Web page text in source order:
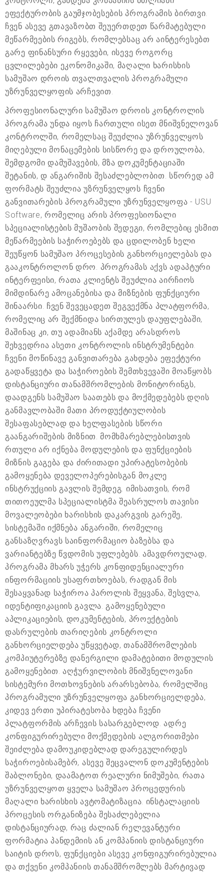
ეფექტურობის გაუმჯობესების პროგრამის ბირთვი.
ჩვენ ასევე გთავაზობთ შეუერთდეთ წარმატებული
მეწარმეების რიგებს, რომლებსაც არ აინტერესებთ
გარე ფინანსური რყევები, ისევე როგორც
ცვლილებები ეკონომიკაში, მაღალი ხარისხის
სამუშაო დროის თვალთვალის პროგრამული
უზრუნველყოფის არჩევით.
პროფესიონალური სამუშაო დროის კონტროლის
პროგრამა უნდა იყოს ჩართული ისეთ მნიშვნელოვან
კონტროლში, რომელსაც შეუძლია უზრუნველყოს
მიღებული მონაცემების სისწორე და დროულობა,
შემდგომი დამუშავების, მზა დოკუმენტაციაში
შეტანის, დ ანგარიშის შესაძლებლობით. სწორედ ამ
ფორმატს შეუძლია უზრუნველყოს ჩვენი
განვითარების პროგრამული უზრუნველყოფა - USU
Software, რომელიც არის პროფესიონალი
სპეციალისტების მუშაობის შედეგი, რომლებიც ესმით
მეწარმეების საჭიროებებს და ცდილობენ ხელი
შეუწყონ სამუშაო პროცესების განხორციელებას და
გააკონტროლონ დრო. პროგრამას აქვს ადაპტური
ინტერფეისი, რათა კლიენტს შეუძლია აირჩიოს
მიმდინარე ამოცანებისა და მიზნების ფუნქციური
შინაარსი. ჩვენ შევეცადეთ შეგვექმნა პლატფორმა,
რომელიც არ შექმნიდა სირთულეს დაუფლებაში,
მაშინაც კი, თუ ადამიანს აქამდე არასდროს
შეხვედრია ასეთი კონტროლის ინსტრუმენტები.
ჩვენი მოწინავე განვითარება გახდება ეფექტური
გადაწყვეტა და საჭიროების შემთხვევაში მოაწყობს
დისტანციური თანამშრომლების მონიტორინგს,
დაადგენს სამუშაო საათებს და მოქმედებებს დღის
განმავლობაში მათი პროდუქტიულობის
შესაფასებლად და ხელფასების სწორი
გაანგარიშების მიზნით. მომხმარებლებისთვის
რთული არ იქნება მოდულების და ფუნქციების
მიზნის გაგება და ძირითადი უპირატესობების
გამოყენება დეველოპერებისგან მოკლე
ინსტრუქციის გავლის შემდეგ. იმისათვის, რომ
თითოეულმა სპეციალისტმა შეასრულოს თავისი
მოვალეობები ხარისხის დაკარგვის გარეშე,
სისტემაში იქმნება ანგარიში, რომელიც
განსაზღვრავს საინფორმაციო ბაზებსა და
ვარიანტებზე წვდომის უფლებებს. ამავდროულად,
პროგრამა მხარს უჭერს კონფიდენციალური
ინფორმაციის უსაფრთხოებას, რადგან მის
შესაყვანად საჭიროა პაროლის შეყვანა, შესვლა,
იდენტიფიკაციის გავლა. გამოყენებული
აპლიკაციების, დოკუმენტების, პროექტების
დასრულების თარიღების კონტროლი
განხორციელდება უწყვეტად, თანამშრომლების
კომპიუტერებზე დანერგილი დამატებითი მოდულის
გამოყენებით. აღჭურვილობის მნიშვნელოვანი
სისტემური მოთხოვნების არარსებობა, რომელშიც
პროგრამული უზრუნველყოფა განხორციელდება,
კიდევ ერთი უპირატესობა ხდება ჩვენი
პლატფორმის არჩევის სასარგებლოდ. ადრე
კონფიგურირებული მოქმედების ალგორითმები
შეიძლება დამოუკიდებლად დარეგულირდეს
საჭიროებისამებრ, ასევე შეცვალონ დოკუმენტების
შაბლონები, დაამატოთ რეალური ნიმუშები, რათა
უზრუნველყოთ ყველა სამუშაო პროცედურის
მაღალი ხარისხის ავტომატიზაცია. ინსტალაციის
პროცესის ორგანიზება შესაძლებელია
დისტანციურად, რაც ძალიან რელევანტური
ფორმატია პანდემიის ან კომპანიის დისტანციური
საიტის დროს, ფუნქციები ასევე კონფიგურირებულია
და თქვენი კომპანიის თანამშრომლებს მარტივად